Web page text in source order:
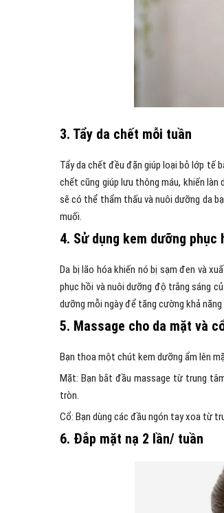
3. Tẩy da chết mỗi tuần
Tẩy da chết đều đặn giúp loại bỏ lớp tế
chết cũng giúp lưu thông máu, khiến
sẽ có thể thẩm thấu và nuôi dưỡng da
muối.
4. Sử dụng kem dưỡng
Da bị lão hóa khiến nó bị sạm đen và
phục hồi và nuôi dưỡng độ trắng sáng
dưỡng mỗi ngày để tăng cường khả
5. Massage cho da mặt và
Bạn thoa một chút kem dưỡng ẩm lên
Mặt: Bạn bắt đầu massage từ trung
tròn.
Cổ: Bạn dùng các đầu ngón tay xoa từ
6. Đắp mặt nạ 2 lần/ tuần